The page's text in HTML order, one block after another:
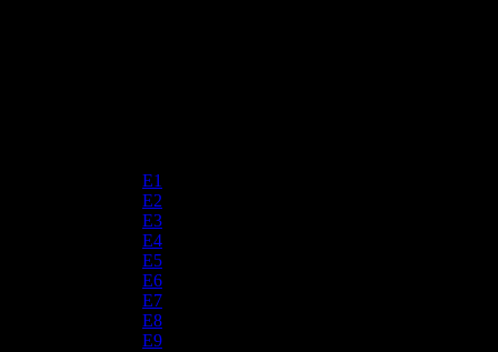
E1
E2
E3
E4
E5
E6
E7
E8
E9